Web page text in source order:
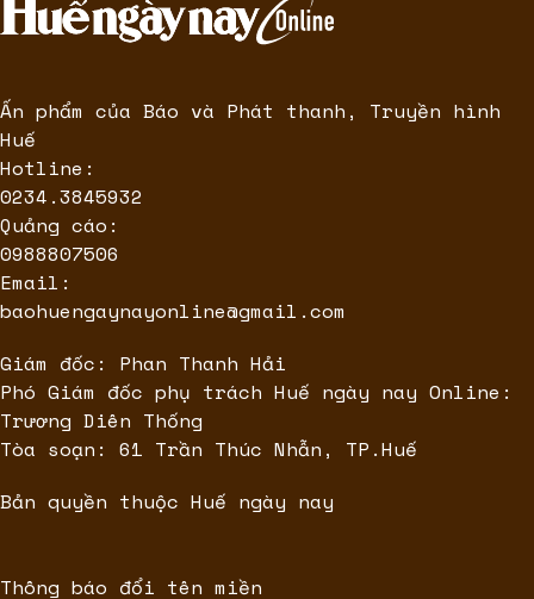
Ấn phẩm của Báo và Phát thanh, Truyền hình
Huế
Hotline:
0234.3845932
Quảng cáo:
0988807506
Email:
baohuengaynayonline@gmail.com
Giám đốc: Phan Thanh Hải
Phó Giám đốc phụ trách Huế ngày nay Online:
Trương Diên Thống
Tòa soạn: 61 Trần Thúc Nhẫn, TP.Huế
Bản quyền thuộc Huế ngày nay
Thông báo đổi tên miền